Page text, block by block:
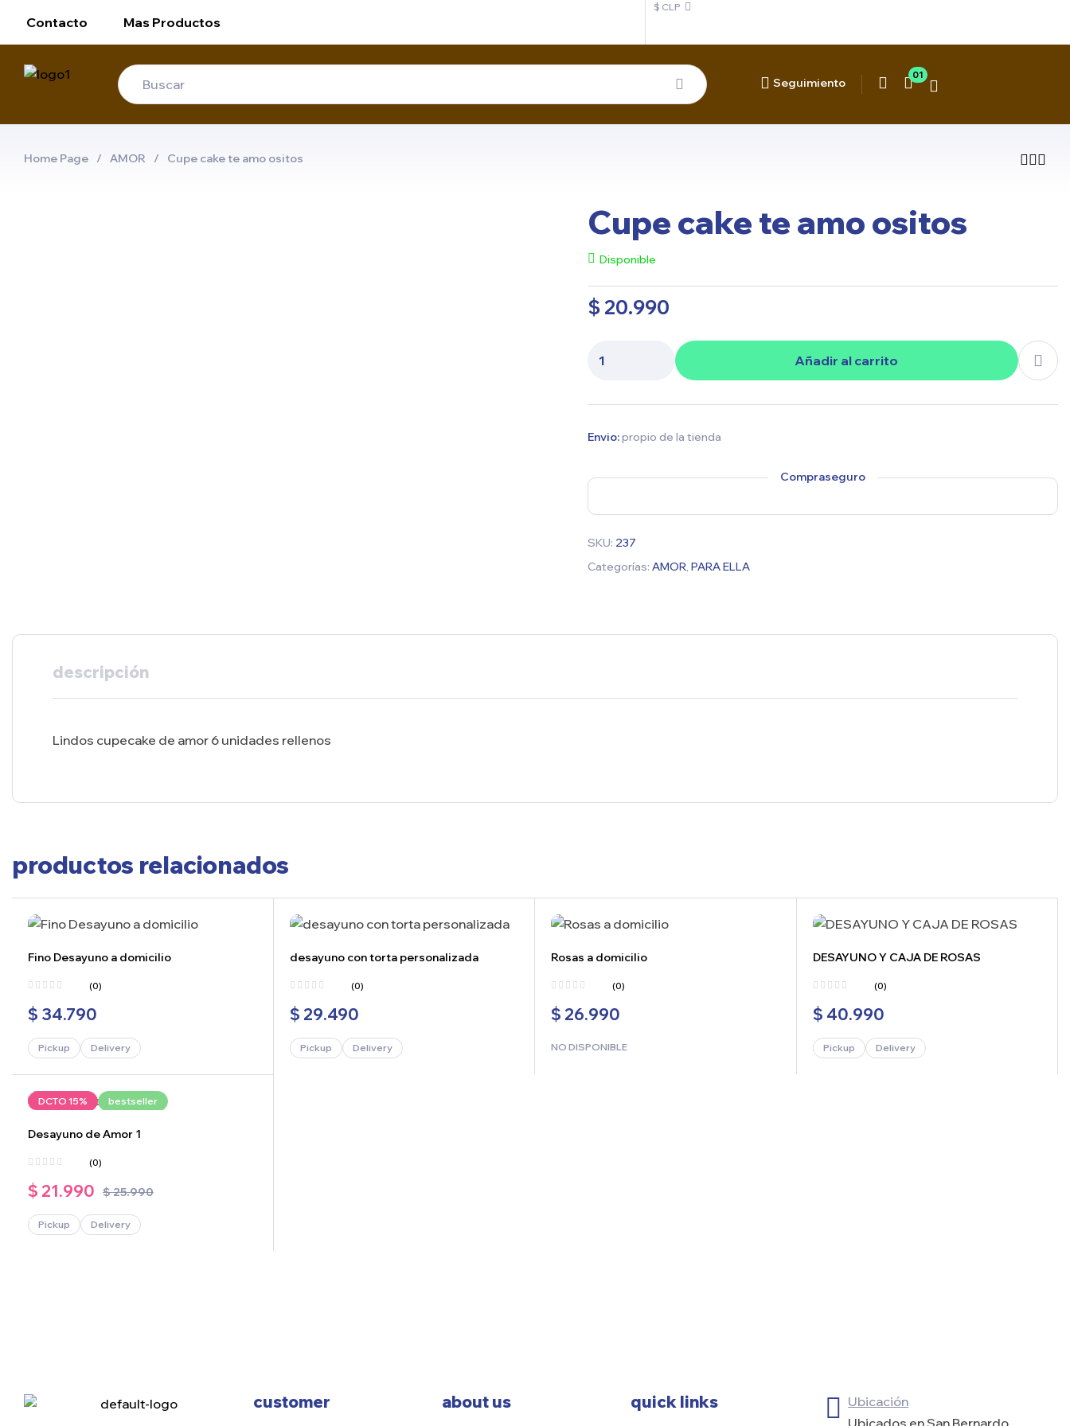
Contacto Mas Productos
$ CLP
Seguimiento
01
Home Page / AMOR / Cupe cake te amo ositos
$20.190
$26.990
Cupe cake te amo ositos
Disponible
$20.990
Añadir al carrito
Envio:propio de la tienda
Compraseguro
SKU: 237
Categorías: AMOR PARA ELLA
descripción
Lindos cupecake de amor 6 unidades rellenos
productos relacionados
Fino Desayuno a domicilio
(0)
$ 34.790
Pickup Delivery
desayuno con torta personalizada
(0)
$ 29.490
Pickup Delivery
Rosas a domicilio
(0)
$ 26.990
NO DISPONIBLE
DESAYUNO Y CAJA DE ROSAS
(0)
$ 40.990
Pickup Delivery
DCTO 15% bestseller
Desayuno de Amor 1
(0)
$25.990
$ 21.990
Pickup Delivery
customer about us quick links
Ubicación
Ubicados en San Bernardo